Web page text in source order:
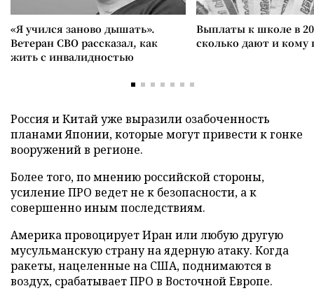
«Я учился заново дышать».
Ветеран СВО рассказал, как
жить с инвалидностью
Выплаты к школе в
сколько дают и
Россия и Китай уже выразили озабоченность
планами Японии, которые могут привести к гонке
вооружений в регионе.
Более того, по мнению российской стороны,
усиление ПРО ведет не к безопасности, а к
совершенно иным последствиям.
Америка провоцирует Иран или любую другую
мусульманскую страну на ядерную атаку. Когда
ракеты, нацеленные на США, поднимаются в
воздух, срабатывает ПРО в Восточной Европе.